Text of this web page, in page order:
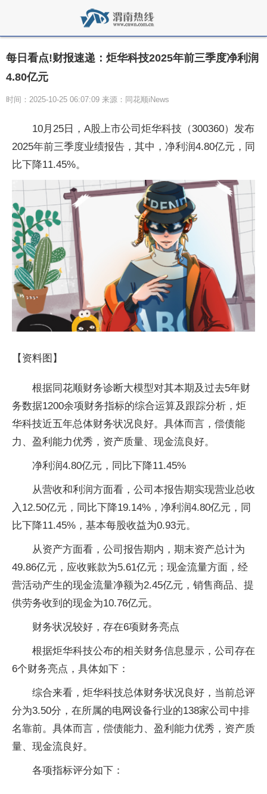
每日看点!财报速递：炬华科技2025年前三季度净利润
4.80亿元
时间：2025-10-25 06:07:09 来源：同花顺iNews
10月25日，A股上市公司炬华科技（300360）发布
2025年前三季度业绩报告，其中，净利润4.80亿元，同
比下降11.45%。
【资料图】
根据同花顺财务诊断大模型对其本期及过去5年财
务数据1200余项财务指标的综合运算及跟踪分析，炬
华科技近五年总体财务状况良好。具体而言，偿债能
力、盈利能力优秀，资产质量、现金流良好。
净利润4.80亿元，同比下降11.45%
从营收和利润方面看，公司本报告期实现营业总收
入12.50亿元，同比下降19.14%，净利润4.80亿元，同
比下降11.45%，基本每股收益为0.93元。
从资产方面看，公司报告期内，期末资产总计为
49.86亿元，应收账款为5.61亿元；现金流量方面，经
营活动产生的现金流量净额为2.45亿元，销售商品、提
供劳务收到的现金为10.76亿元。
财务状况较好，存在6项财务亮点
根据炬华科技公布的相关财务信息显示，公司存在
6个财务亮点，具体如下：
综合来看，炬华科技总体财务状况良好，当前总评
分为3.50分，在所属的电网设备行业的138家公司中排
名靠前。具体而言，偿债能力、盈利能力优秀，资产质
量、现金流良好。
各项指标评分如下：